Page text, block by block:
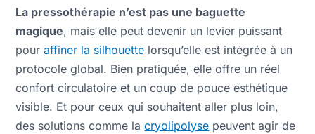
La pressothérapie n’est pas une baguette
magique, mais elle peut devenir un levier puissant
pouraffiner la silhouette lorsqu’elle est intégrée à un
protocole global. Bien pratiquée, elle offre un réel
confort circulatoire et un coup de pouce esthétique
visible. Et pour ceux qui souhaitent aller plus loin,
des solutions comme lacryolipolyse peuvent agir de